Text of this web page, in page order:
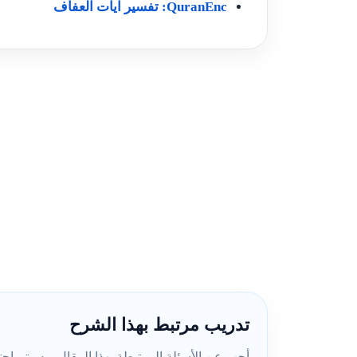
QuranEnc: تفسير آيات العفاف
تدريب مرتبط بهذا الشرح